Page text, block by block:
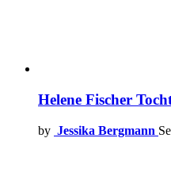
Helene Fischer
by Jessika Bergmann